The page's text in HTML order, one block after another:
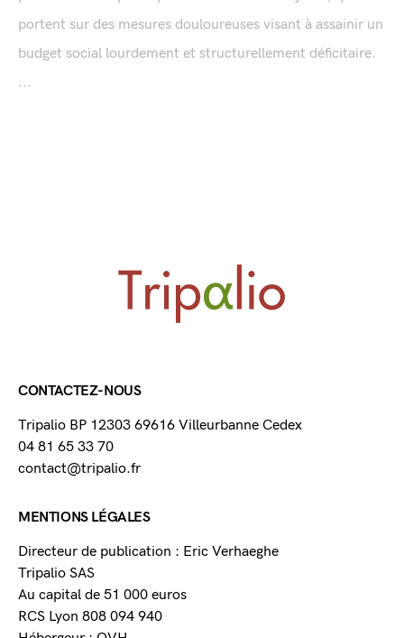
portent sur des mesures douloureuses visant à assainir un
budget social lourdement et structurellement déficitaire.
...
CONTACTEZ-NOUS
Tripalio BP 12303 69616 Villeurbanne Cedex
04 81 65 33 70
contact@tripalio.fr
MENTIONS LÉGALES
Directeur de publication : Eric Verhaeghe
Tripalio SAS
Au capital de 51 000 euros
RCS Lyon 808 094 940